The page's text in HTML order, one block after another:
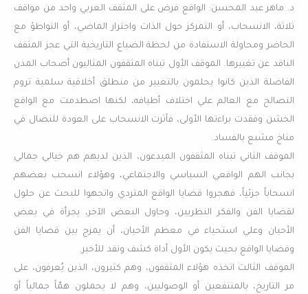
د. ماهر عبد المحسن: الواقع فرض على المثقف العربي واحد من مواقف
ثلاثة، الانسحاب، أو التمركز حول الذات واجترار الماضي، أو التواطؤ مع
الحاضر ومحاولة الاستفادة من لحظة الضياع التاريخية التي عجز المثقف
الناقد عن تغييرها. الموقف الأول تبناه المثقفون المثاليون أصحاب المدن
الفاضلة الذين كانوا يحلمون بالتغيير من منطلق أخلاقية سلمية تروم
التصالح مع العالم علي اختلاف أطيافه، لكنها اصطدمت مع الواقع
الخشن وفقدت براءتها الأولى، فآثرت الانسحاب على العودة للنضال في
مناخ مشبع بالفساد.
الموقف الثاني تبناه المثقفون المبدعون، الذين لديهم هم خيالي جمالي
بجانب الهم الواقعي السياسي والاجتماعي، وهؤلاء انسحب بعضهم
انسحاباً جزئياً، فهجروا قضايا الواقع المتردي واتجهوا للبحث عن حلول
لقضايا الفن والفكر النظريين، وحاول البعض الآخر، بجرأة في بعض
الأحيان وعلي استحياء في معظم الأحيان، أن يمزج بين قضايا الفن
وقضايا الواقع بحيث يكون الأول أداة كشف ونقد للأخير.
الموقف الثالث اتخذه هؤلاء المثقفون، وهم كثيرون، الذين يُعرفون، على
مر التاريخ، بالمنتفعين أو الوصوليين، وهم لا يحملون همّاً جمالياً أو